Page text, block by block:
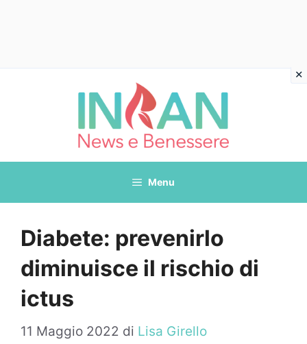
Menu
Diabete: prevenirlo
diminuisce il rischio di
ictus
11 Maggio 2022 di Lisa Girello